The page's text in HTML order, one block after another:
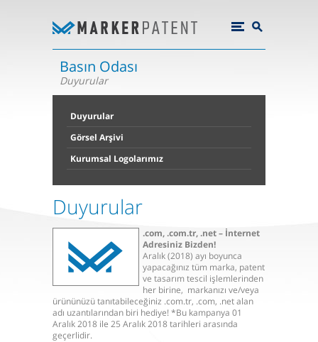
Basın Odası
Duyurular
Duyurular
Görsel Arşivi
Kurumsal Logolarımız
Duyurular
.com, .com.tr, .net – İnternet
Adresiniz Bizden!
Aralık (2018) ayı boyunca
yapacağınız tüm marka, patent
ve tasarım tescil işlemlerinden
her birine, markanızı ve/veya
ürününüzü tanıtabileceğiniz .com.tr, .com, .net alan
adı uzantılarından biri hediye! *Bu kampanya 01
Aralık 2018 ile 25 Aralık 2018 tarihleri arasında
geçerlidir.